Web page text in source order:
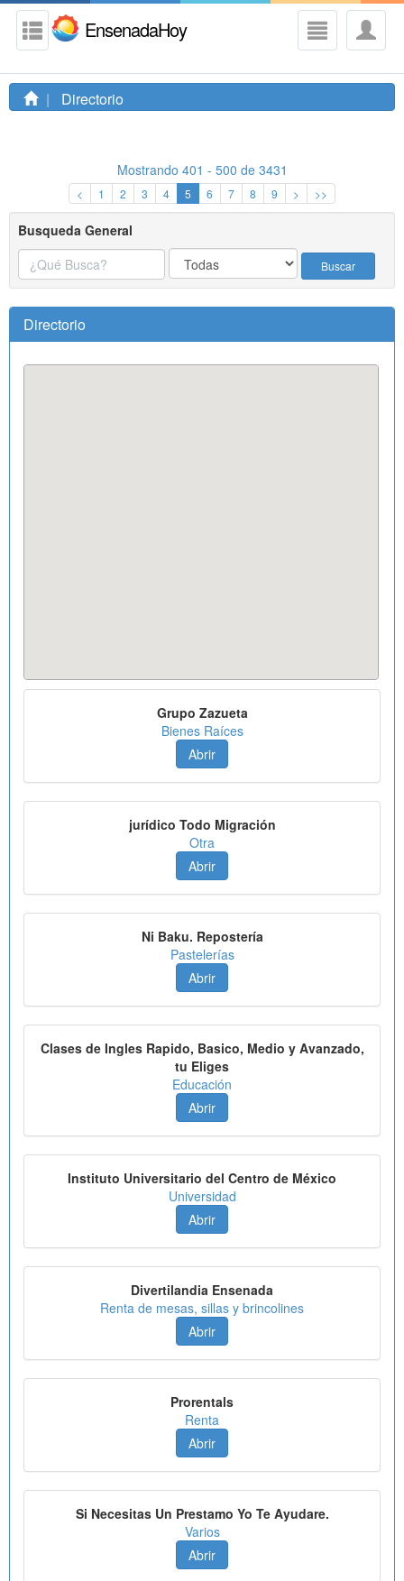
EnsenadaHoy
Directorio
Mostrando 401 - 500 de 3431
< 1 2 3 4 5 6 7 8 9 > >>
Busqueda General
Buscar
Directorio
Grupo Zazueta
Bienes Raíces
Abrir
jurídico Todo Migración
Otra
Abrir
Ni Baku. Repostería
Pastelerías
Abrir
Clases de Ingles Rapido, Basico, Medio y Avanzado,
tu Eliges
Educación
Abrir
Instituto Universitario del Centro de México
Universidad
Abrir
Divertilandia Ensenada
Renta de mesas, sillas y brincolines
Abrir
Prorentals
Renta
Abrir
Si Necesitas Un Prestamo Yo Te Ayudare.
Varios
Abrir